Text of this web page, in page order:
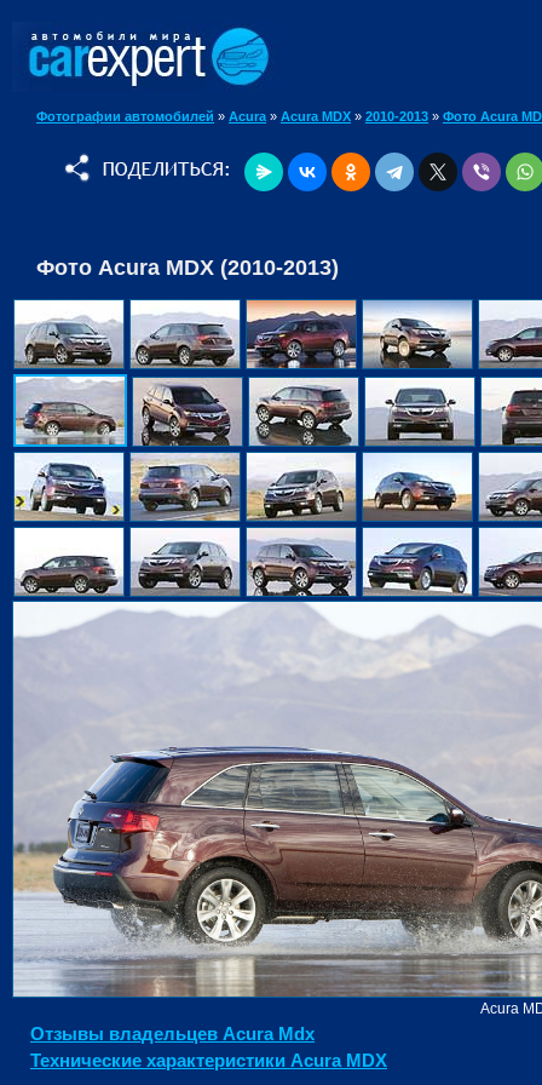
Фотографии автомобилей » Acura » Acura MDX » 2010-2013 » Фото Acura
Фото Acura MDX (2010-2013)
Acura
Отзывы владельцев Acura Mdx
Технические характеристики Acura MDX